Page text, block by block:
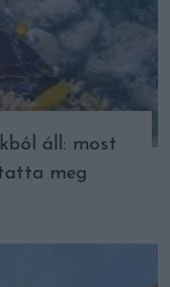
áll: most
meg